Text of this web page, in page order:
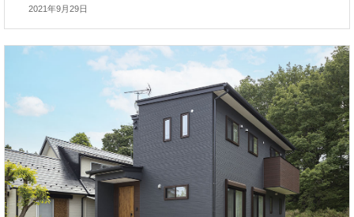
2021年9月29日